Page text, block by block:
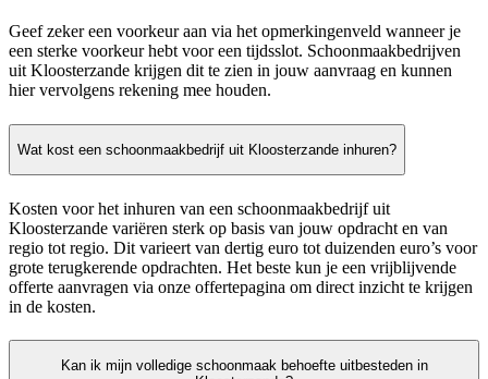
Geef zeker een voorkeur aan via het opmerkingenveld wanneer je
een sterke voorkeur hebt voor een tijdsslot. Schoonmaakbedrijven
uit Kloosterzande krijgen dit te zien in jouw aanvraag en kunnen
hier vervolgens rekening mee houden.
Wat kost een schoonmaakbedrijf uit Kloosterzande inhuren?
Kosten voor het inhuren van een schoonmaakbedrijf uit
Kloosterzande variëren sterk op basis van jouw opdracht en van
regio tot regio. Dit varieert van dertig euro tot duizenden euro’s voor
grote terugkerende opdrachten. Het beste kun je een vrijblijvende
offerte aanvragen via onze offertepagina om direct inzicht te krijgen
in de kosten.
Kan ik mijn volledige schoonmaak behoefte uitbesteden in